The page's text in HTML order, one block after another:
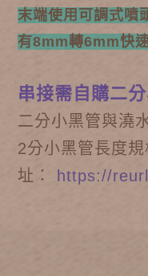
末端使用可調式噴
有8mm轉6mm快
串接需自購二
二分小黑管與澆
2分小黑管長度
址：
https://